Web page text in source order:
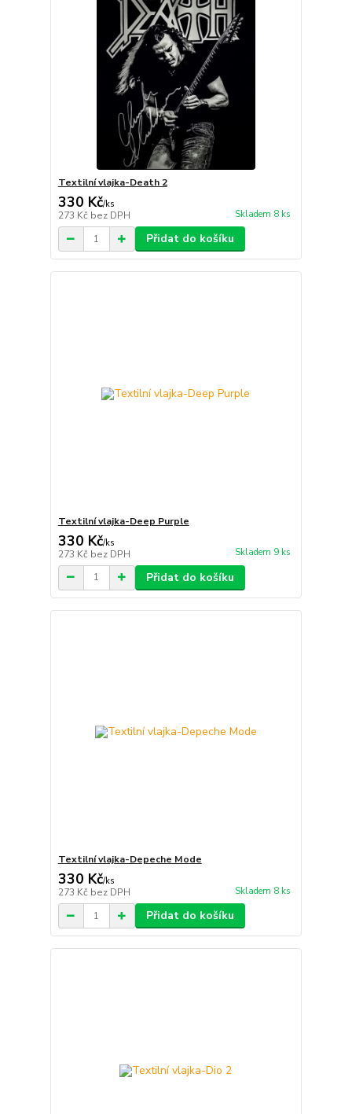
Textilní vlajka-Death 2
330 Kč/ks
273 Kč bez DPH Skladem 8 ks
Přidat do košíku
Textilní vlajka-Deep Purple
330 Kč/ks
273 Kč bez DPH Skladem 9 ks
Přidat do košíku
Textilní vlajka-Depeche Mode
330 Kč/ks
273 Kč bez DPH Skladem 8 ks
Přidat do košíku